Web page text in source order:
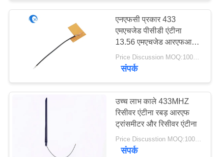
एनएफसी प्रकार 433
एमएचजेड पीसीडी एंटीना
13.56 एमएचजेड आरएफआईडी
कॉइल कॉपर गेट / दरवाजा /
कार्ड
Price Discussion MOQ:100PCS
संपर्क
उच्च लाभ काले 433MHZ
रिसीवर एंटीना रबड़ आरएफ
ट्रांसमीटर और रिसीवर एंटीना
Price Discusstion MOQ:100PCS
संपर्क